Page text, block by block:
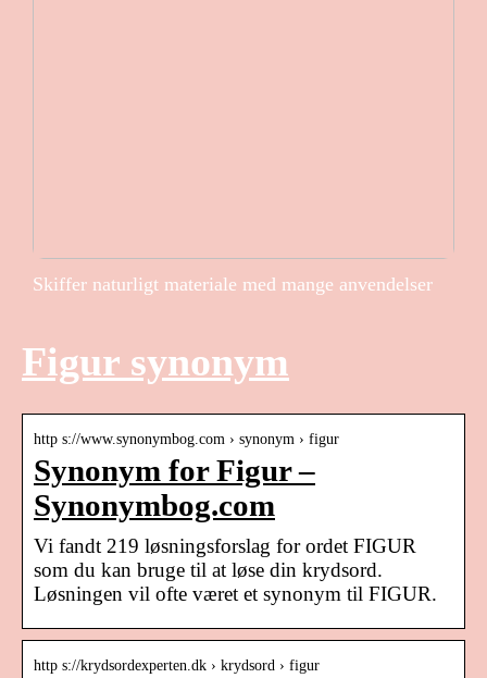
Skiffer naturligt materiale med mange anvendelser
Figur synonym
http s://www.synonymbog.com › synonym › figur
Synonym for Figur –
Synonymbog.com
Vi fandt 219 løsningsforslag for ordet FIGUR
som du kan bruge til at løse din krydsord.
Løsningen vil ofte været et synonym til FIGUR.
http s://krydsordexperten.dk › krydsord › figur